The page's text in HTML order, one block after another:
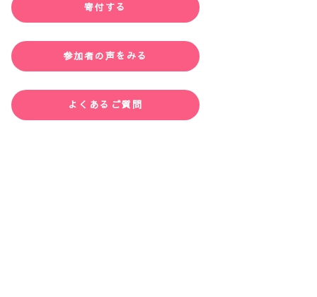
寄付する
参加者の声をみる
よくあるご質問